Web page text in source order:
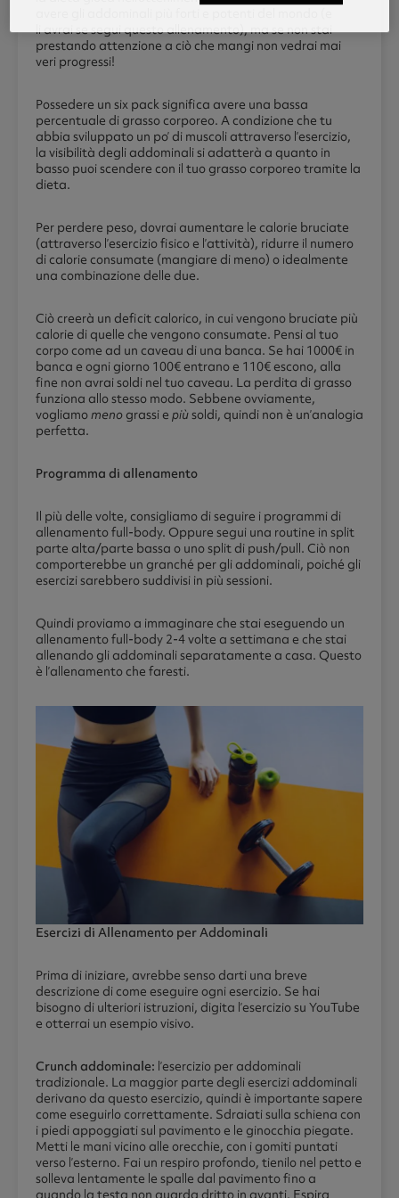
li avrai se segui questo allenamento), ma se non stai
prestando attenzione a ciò che mangi non vedrai mai
veri progressi!
Possedere un six pack significa avere una bassa
percentuale di grasso corporeo. A condizione che tu
abbia sviluppato un po’ di muscoli attraverso l’esercizio,
la visibilità degli addominali si adatterà a quanto in
basso puoi scendere con il tuo grasso corporeo tramite la
dieta.
Per perdere peso, dovrai aumentare le calorie bruciate
(attraverso l’esercizio fisico e l’attività), ridurre il numero
di calorie consumate (mangiare di meno) o idealmente
una combinazione delle due.
Ciò creerà un deficit calorico, in cui vengono bruciate più
calorie di quelle che vengono consumate. Pensi al tuo
corpo come ad un caveau di una banca. Se hai 1000€ in
banca e ogni giorno 100€ entrano e 110€ escono, alla
fine non avrai soldi nel tuo caveau. La perdita di grasso
funziona allo stesso modo. Sebbene ovviamente,
vogliamomeno grassi e piùsoldi, quindi non è un’analogia
perfetta.
Programma di allenamento
Il più delle volte, consigliamo di seguire i programmi di
allenamento full-body. Oppure segui una routine in split
parte alta/parte bassa o uno split di push/pull. Ciò non
comporterebbe un granché per gli addominali, poiché gli
esercizi sarebbero suddivisi in più sessioni.
Quindi proviamo a immaginare che stai eseguendo un
allenamento full-body 2-4 volte a settimana e che stai
allenando gli addominali separatamente a casa. Questo
è l’allenamento che faresti.
Esercizi di Allenamento per Addominali
Prima di iniziare, avrebbe senso darti una breve
descrizione di come eseguire ogni esercizio. Se hai
bisogno di ulteriori istruzioni, digita l’esercizio su YouTube
e otterrai un esempio visivo.
Crunch addominale: l’esercizio per addominali
tradizionale. La maggior parte degli esercizi addominali
derivano da questo esercizio, quindi è importante sapere
come eseguirlo correttamente. Sdraiati sulla schiena con
i piedi appoggiati sul pavimento e le ginocchia piegate.
Metti le mani vicino alle orecchie, con i gomiti puntati
verso l’esterno. Fai un respiro profondo, tienilo nel petto e
solleva lentamente le spalle dal pavimento fino a
quando la testa non guarda dritto in avanti. Espira